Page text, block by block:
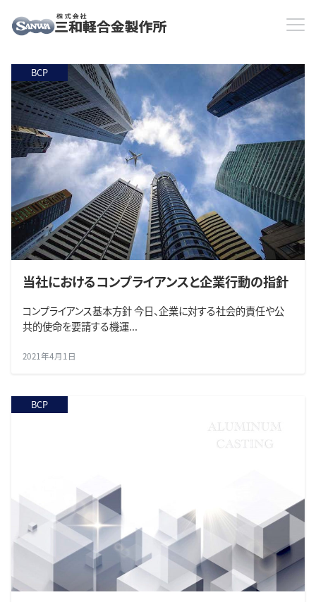
BCP
BCP
BCP
当社におけるコンプライアンスと企業行動の指針
コンプライアンス基本方針 今日、企業に対する社会的責任や公
共的使命を要請する機運...
2021年4月1日
BCP